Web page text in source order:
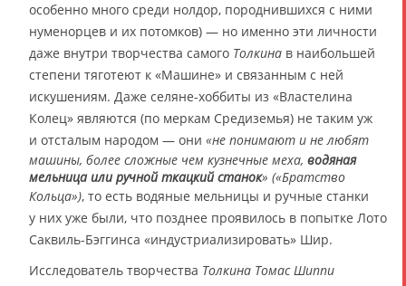
особенно много среди нолдор, породнившихся с ними
нуменорцев и их потомков) — но именно эти личности
даже внутри творчества самого Толкина в наибольшей
степени тяготеют к «Машине» и связанным с ней
искушениям. Даже селяне-хоббиты из «Властелина
Колец» являются (по меркам Средиземья) не таким уж
и отсталым народом — они «не понимают и не любят
машины, более сложные чем кузнечные меха, водяная
мельница или ручной ткацкий станок» («Братство
Кольца»), то есть водяные мельницы и ручные станки
у них уже были, что позднее проявилось в попытке Лото
Саквиль-Бэггинса «индустриализировать» Шир.
Исследователь творчества Толкина Томас Шиппи